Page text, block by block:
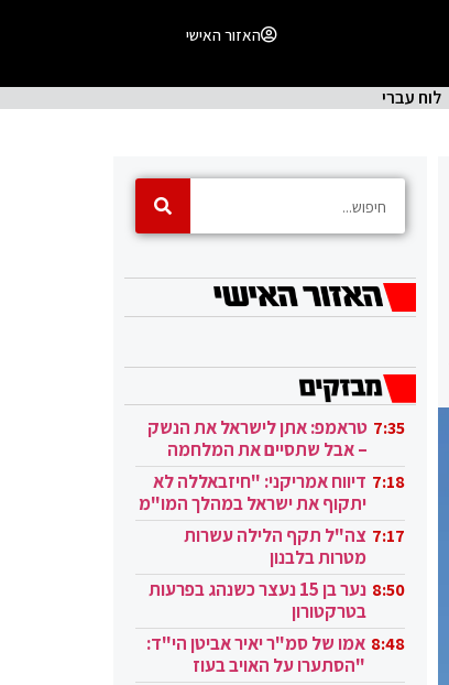
האזור האישי
לוח עברי
7:35 טראמפ: אתן לישראל את הנשק
– אבל שתסיים את המלחמה
בעזה 7:18 דיווח אמריקני: "חיזבאללה לא
יתקוף את ישראל במהלך המו"מ
בקטאר" 7:17 צה"ל תקף הלילה עשרות
מטרות בלבנון
8:50
נער בן 15 נעצר כשנהג בפרעות
בטרקטורון
8:48 אמו של סמ"ר יאיר אביטן הי"ד:
"הסתערו על האויב בעוז